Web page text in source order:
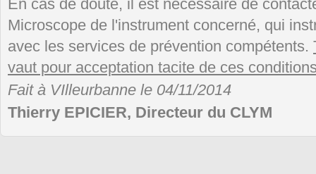
En cas de doute, il est nécessaire de
Microscope de l'instrument concerné, qui
avec les services de prévention compétents.
vaut pour acceptation tacite de ces
Fait à VIlleurbanne le 04/11/2014
Thierry EPICIER, Directeur du CLYM